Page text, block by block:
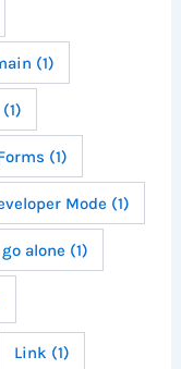
(1)
(1)
(1)
Mode (1)
go alone (1)
Link (1)